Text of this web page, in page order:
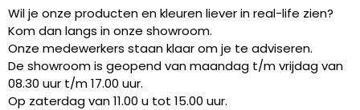
Wil je onze producten en kleuren liever in real-life zien?
Kom dan langs in onze showroom.
Onze medewerkers staan klaar om je te adviseren.
De showroom is geopend van maandag t/m vrijdag van
08.30 uur t/m 17.00 uur.
Op zaterdag van 11.00 u tot 15.00 uur.